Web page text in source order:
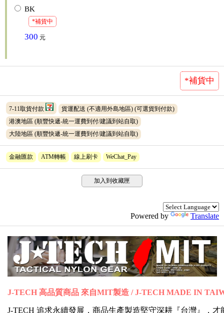
BK
*補貨中
300 元
*補貨中
7-11取貨付款 貨運配送 (不適用外島地區) (可選貨到付款)
港澳地區 (順豐快遞-統一運費到付/建議到站自取)
大陸地區 (順豐快遞-統一運費到付/建議到站自取)
金融匯款 ATM轉帳 線上刷卡 WeChat_Pay
加入到收藏匣
Powered by Translate
J-TECH 高品質商品 來自MIT製造 / J-TECH MADE IN
J-TECH 追求永續發展，商品生產製造堅守深耕『台灣』，